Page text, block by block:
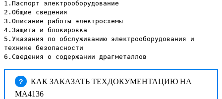
1.Паспорт электрооборудование
2.Общие сведения
3.Описание работы электросхемы
4.Защита и блокировка
5.Указания по обслуживанию электрооборудования и
технике безопасности
6.Сведения о содержании драгметаллов
?
КАК ЗАКАЗАТЬ ТЕХДОКУМЕНТАЦИЮ НА
МА4136